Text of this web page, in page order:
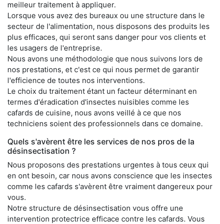
meilleur traitement à appliquer.
Lorsque vous avez des bureaux ou une structure dans le
secteur de l'alimentation, nous disposons des produits les
plus efficaces, qui seront sans danger pour vos clients et
les usagers de l'entreprise.
Nous avons une méthodologie que nous suivons lors de
nos prestations, et c'est ce qui nous permet de garantir
l'efficience de toutes nos interventions.
Le choix du traitement étant un facteur déterminant en
termes d'éradication d'insectes nuisibles comme les
cafards de cuisine, nous avons veillé à ce que nos
techniciens soient des professionnels dans ce domaine.
Quels s'avèrent être les services de nos pros de la
désinsectisation ?
Nous proposons des prestations urgentes à tous ceux qui
en ont besoin, car nous avons conscience que les insectes
comme les cafards s'avèrent être vraiment dangereux pour
vous.
Notre structure de désinsectisation vous offre une
intervention protectrice efficace contre les cafards. Vous